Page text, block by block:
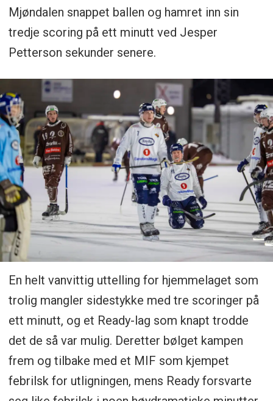
Mjøndalen snappet ballen og hamret inn sin
tredje scoring på ett minutt ved Jesper
Petterson sekunder senere.
En helt vanvittig uttelling for hjemmelaget som
trolig mangler sidestykke med tre scoringer på
ett minutt, og et Ready-lag som knapt trodde
det de så var mulig. Deretter bølget kampen
frem og tilbake med et MIF som kjempet
febrilsk for utligningen, mens Ready forsvarte